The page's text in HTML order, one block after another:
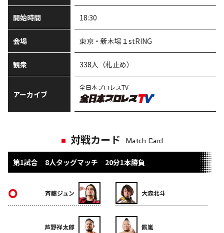
開始時間 18:30
会場 東京・新木場１stRING
観衆 338人（札止め）
アーカイブ
全日本プロレスTV
対戦カード Match Card
第1試合 8人タッグマッチ 20分1本勝負
斉藤ジュン
芦野祥太郎
大森北斗
羆嵐